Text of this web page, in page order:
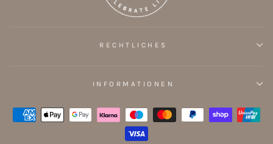
RECHTLICHES
INFORMATIONEN